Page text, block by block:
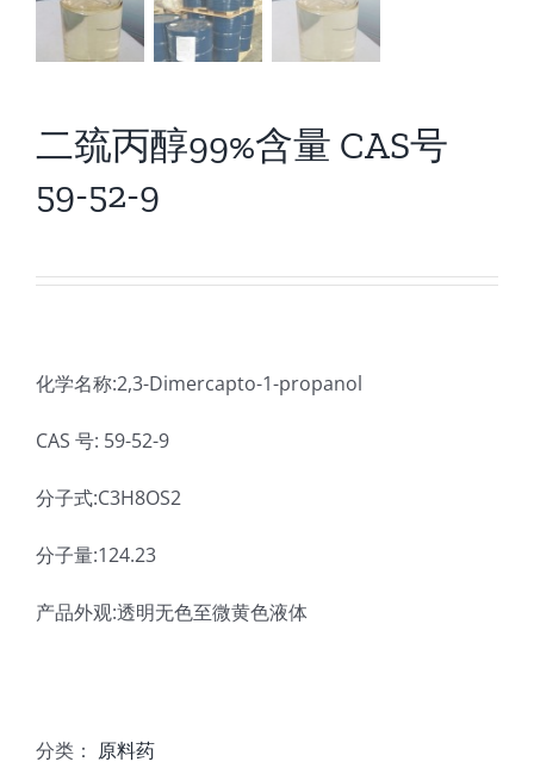
二巯丙醇99%含量 CAS号
59-52-9
化学名称:2,3-Dimercapto-1-propanol
CAS 号: 59-52-9
分子式:C3H8OS2
分子量:124.23
产品外观:透明无色至微黄色液体
分类： 原料药